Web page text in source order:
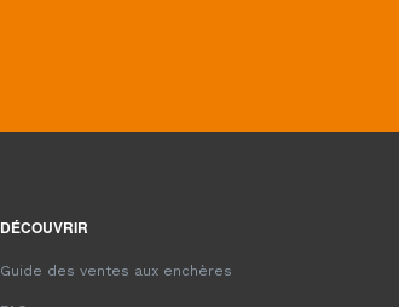
DÉCOUVRIR
Guide des ventes aux enchères